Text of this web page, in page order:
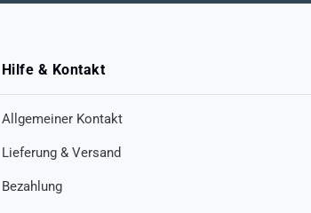
Hilfe & Kontakt
Allgemeiner Kontakt
Lieferung & Versand
Bezahlung